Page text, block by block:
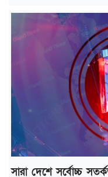
সারা দেশে সর্বোচ্চ